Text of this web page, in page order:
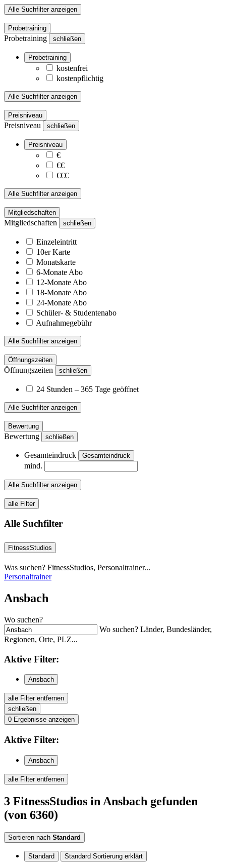
Alle Suchfilter anzeigen
Probetraining
Probetraining schließen
Probetraining
kostenfrei
kostenpflichtig
Alle Suchfilter anzeigen
Preisniveau
Preisniveau schließen
Preisniveau
€
€€
€€€
Alle Suchfilter anzeigen
Mitgliedschaften
Mitgliedschaften schließen
Einzeleintritt
10er Karte
Monatskarte
6-Monate Abo
12-Monate Abo
18-Monate Abo
24-Monate Abo
Schüler- & Studentenabo
Aufnahmegebühr
Alle Suchfilter anzeigen
Öffnungszeiten
Öffnungszeiten schließen
24 Stunden – 365 Tage geöffnet
Alle Suchfilter anzeigen
Bewertung
Bewertung schließen
Gesamteindruck Gesamteindruck
mind.
Alle Suchfilter anzeigen
alle Filter
Alle Suchfilter
FitnessStudios
Was suchen? FitnessStudios, Personaltrainer...
Personaltrainer
Ansbach
Wo suchen?
Wo suchen? Länder, Bundesländer,
Regionen, Orte, PLZ...
Aktive Filter:
Ansbach
alle Filter entfernen
schließen
0 Ergebnisse anzeigen
Aktive Filter:
Ansbach
alle Filter entfernen
3 FitnessStudios in Ansbach gefunden
(von 6360)
Sortieren nach Standard
Standard Standard Sortierung erklärt